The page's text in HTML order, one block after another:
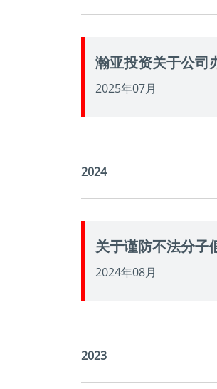
瀚亚投资关于公司
2025年07月
2024
关于谨防不法分子
2024年08月
2023